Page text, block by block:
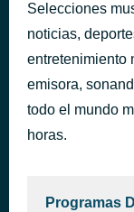
Just You
Tom
La Tóxica
Farruko
Juste Un
Azéd
Selecciones
noticias,
entretenimiento
emisora,
todo el mundo
horas.
Programas